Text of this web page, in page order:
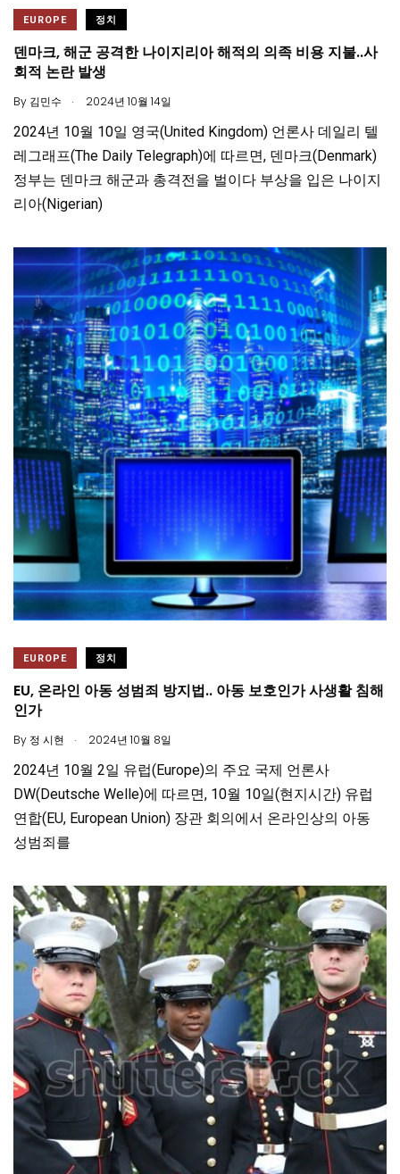
EUROPE 정치
덴마크, 해군 공격한 나이지리아 해적의 의족 비용 지불..사
회적 논란 발생
By 김민수 . 2024년 10월 14일
2024년 10월 10일 영국(United Kingdom) 언론사 데일리 텔
레그래프(The Daily Telegraph)에 따르면, 덴마크(Denmark)
정부는 덴마크 해군과 총격전을 벌이다 부상을 입은 나이지
리아(Nigerian)
EUROPE 정치
EU, 온라인 아동 성범죄 방지법.. 아동 보호인가 사생활 침해
인가
By 정 시현 . 2024년 10월 8일
2024년 10월 2일 유럽(Europe)의 주요 국제 언론사
DW(Deutsche Welle)에 따르면, 10월 10일(현지시간) 유럽
연합(EU, European Union) 장관 회의에서 온라인상의 아동
성범죄를